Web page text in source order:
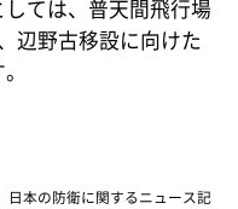
ては、普天間飛行場
辺野古移設に向けた
本の防衛に関するニュース記